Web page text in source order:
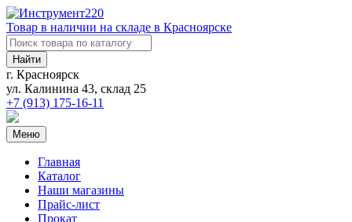
Товар в наличии на складе в Красноярске
Найти
г. Красноярск
ул. Калинина 43, склад 25
+7 (913) 175-16-11
Меню
Главная
Каталог
Наши магазины
Прайс-лист
Прокат